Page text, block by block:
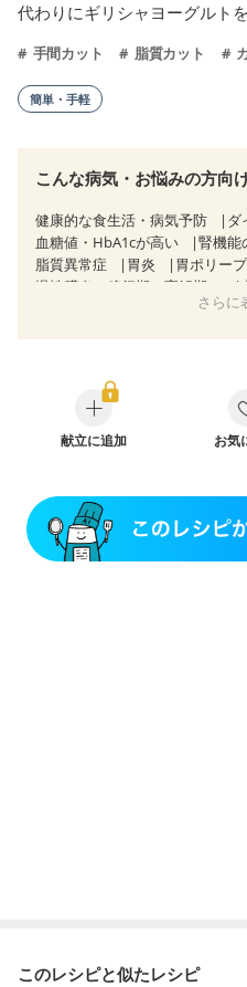
代わりにギリシャヨーグルト
手間カット 脂質カット
簡単・手軽
こんな病気・お悩みの方向
健康的な食生活・病気予防
ダ
血糖値・HbA1cが高い
腎機能
脂質異常症
胃炎 胃ポリープ
慢性膵炎（移行期・寛解期）
糖尿
大腸がん治療を終えた方・経過
大腸がん（抗がん剤治療中）
妊娠中(初期)
妊婦健診・体
妊娠糖尿病(初期)
産後（ミルク）
骨折 関節
フレイル（年齢に合わせた体作
さらに
献立に追加 お気
このレシピと似たレシピ